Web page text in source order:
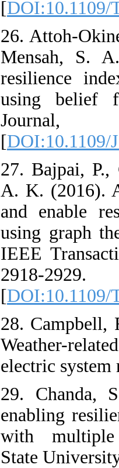
[DOI:10.1109/
26. Attoh-
Mensah, S.
resilience
using belief
Journal,
[DOI:10.1109/
27. Bajpai, P.,
A. K. (2016).
and enable
using graph
IEEE
2918-2929.
[DOI:10.1109/
28. Campbell,
Weather-
electric system
29. Chanda,
enabling
with multiple
State